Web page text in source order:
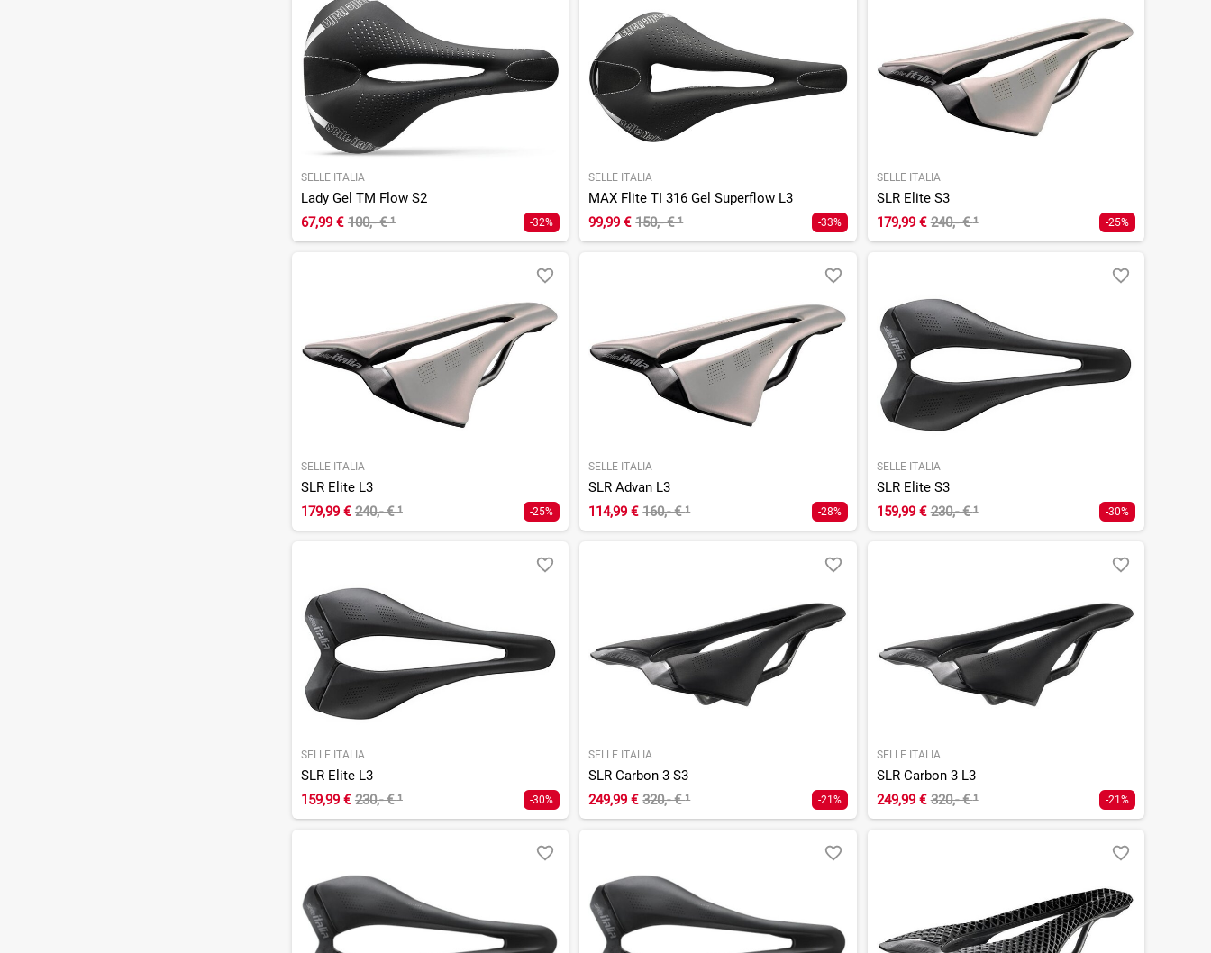
SELLE ITALIA
Lady Gel TM Flow S2
67,99 € 100,- €¹ -32%
SELLE ITALIA
MAX Flite TI 316 Gel Superflow L3
99,99 € 150,- €¹ -33%
SELLE ITALIA
SLR Elite S3
179,99 € 240,- €¹ -25%
SELLE ITALIA
SLR Elite L3
179,99 € 240,- €¹ -25%
SELLE ITALIA
SLR Advan L3
114,99 € 160,- €¹ -28%
SELLE ITALIA
SLR Elite S3
159,99 € 230,- €¹ -30%
SELLE ITALIA
SLR Elite L3
159,99 € 230,- €¹ -30%
SELLE ITALIA
SLR Carbon 3 S3
249,99 € 320,- €¹ -21%
SELLE ITALIA
SLR Carbon 3 L3
249,99 € 320,- €¹ -21%